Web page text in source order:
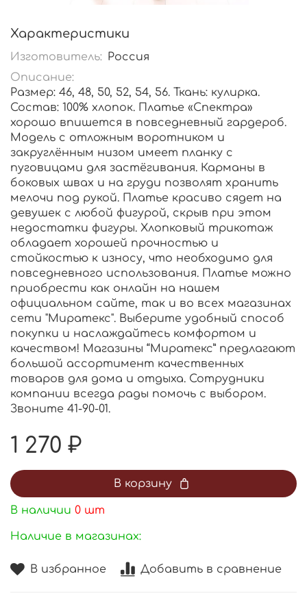
В избранное Добавить в сравнение
Характеристики
Изготовитель: Россия
Описание:
Размер: 46, 48, 50, 52, 54, 56. Ткань: кулирка.
Состав: 100% хлопок. Платье «Спектра»
хорошо впишется в повседневный гардероб.
Модель с отложным воротником и
закруглённым низом имеет планку с
пуговицами для застёгивания. Карманы в
боковых швах и на груди позволят хранить
мелочи под рукой. Платье красиво сядет на
девушек с любой фигурой, скрыв при этом
недостатки фигуры. Хлопковый трикотаж
обладает хорошей прочностью и
стойкостью к износу, что необходимо для
повседневного использования. Платье можно
приобрести как онлайн на нашем
официальном сайте, так и во всех магазинах
сети "Миратекс". Выберите удобный способ
покупки и наслаждайтесь комфортом и
качеством! Магазины “Миратекс” предлагают
большой ассортимент качественных
товаров для дома и отдыха. Сотрудники
компании всегда рады помочь с выбором.
Звоните 41-90-01.
1 270 ₽
В корзину
В наличии 0 шт
Наличие в магазинах: